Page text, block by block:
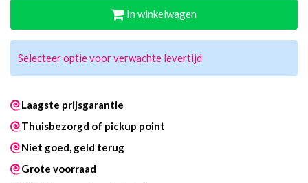
In winkelwagen
Selecteer optie voor verwachte levertijd
Laagste prijsgarantie
Thuisbezorgd of pickup point
Niet goed, geld terug
Grote voorraad